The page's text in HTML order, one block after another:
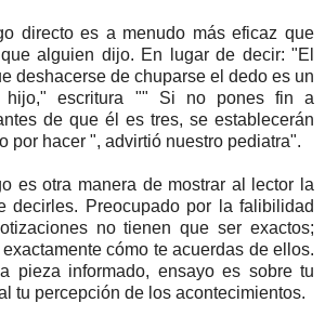
directo es a menudo más eficaz que
alguien dijo. En lugar de decir: "El
deshacerse de chuparse el dedo es un
hijo," escritura "" Si no pones fin a
de que él es tres, se establecerán
por hacer ", advirtió nuestro pediatra".
es otra manera de mostrar al lector la
decirles. Preocupado por la falibilidad
no tienen que ser exactos;
cómo te acuerdas de ellos.
pieza informado, ensayo es sobre tu
tu percepción de los acontecimientos.